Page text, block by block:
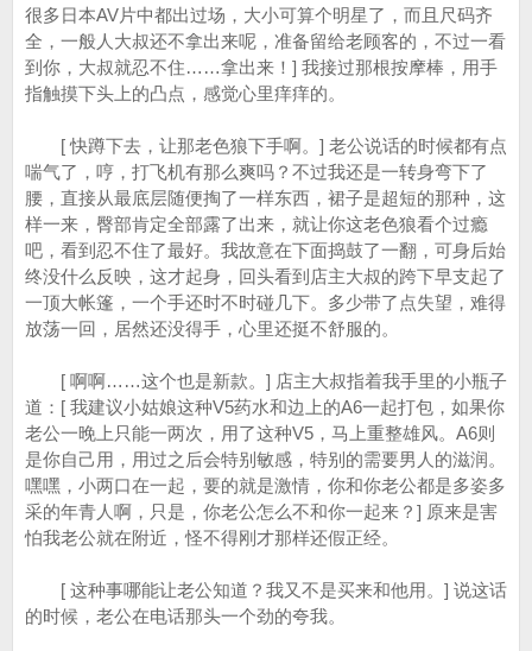
很多日本AV片中都出过场，大小可算个明星了，而且尺码齐
全，一般人大叔还不拿出来呢，准备留给老顾客的，不过一看
到你，大叔就忍不住……拿出来！] 我接过那根按摩棒，用手
指触摸下头上的凸点，感觉心里痒痒的。
[ 快蹲下去，让那老色狼下手啊。] 老公说话的时候都有点
喘气了，哼，打飞机有那么爽吗？不过我还是一转身弯下了
腰，直接从最底层随便掏了一样东西，裙子是超短的那种，这
样一来，臀部肯定全部露了出来，就让你这老色狼看个过瘾
吧，看到忍不住了最好。我故意在下面捣鼓了一翻，可身后始
终没什么反映，这才起身，回头看到店主大叔的跨下早支起了
一顶大帐篷，一个手还时不时碰几下。多少带了点失望，难得
放荡一回，居然还没得手，心里还挺不舒服的。
[ 啊啊……这个也是新款。] 店主大叔指着我手里的小瓶子
道：[ 我建议小姑娘这种V5药水和边上的A6一起打包，如果你
老公一晚上只能一两次，用了这种V5，马上重整雄风。A6则
是你自己用，用过之后会特别敏感，特别的需要男人的滋润。
嘿嘿，小两口在一起，要的就是激情，你和你老公都是多姿多
采的年青人啊，只是，你老公怎么不和你一起来？] 原来是害
怕我老公就在附近，怪不得刚才那样还假正经。
[ 这种事哪能让老公知道？我又不是买来和他用。] 说这话
的时候，老公在电话那头一个劲的夸我。